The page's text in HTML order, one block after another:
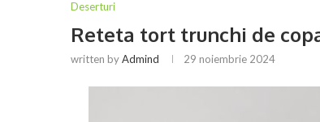
Deserturi
Reteta tort trunchi de
written byAdmind 29 noiembrie 2024